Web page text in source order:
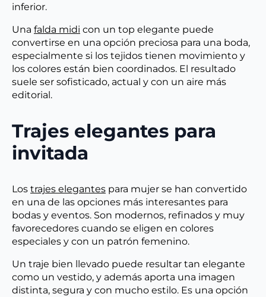
inferior.
Una falda midi con un top elegante puede
convertirse en una opción preciosa para una boda,
especialmente si los tejidos tienen movimiento y
los colores están bien coordinados. El resultado
suele ser sofisticado, actual y con un aire más
editorial.
Trajes elegantes para
invitada
Los trajes elegantes para mujer se han convertido
en una de las opciones más interesantes para
bodas y eventos. Son modernos, refinados y muy
favorecedores cuando se eligen en colores
especiales y con un patrón femenino.
Un traje bien llevado puede resultar tan elegante
como un vestido, y además aporta una imagen
distinta, segura y con mucho estilo. Es una opción